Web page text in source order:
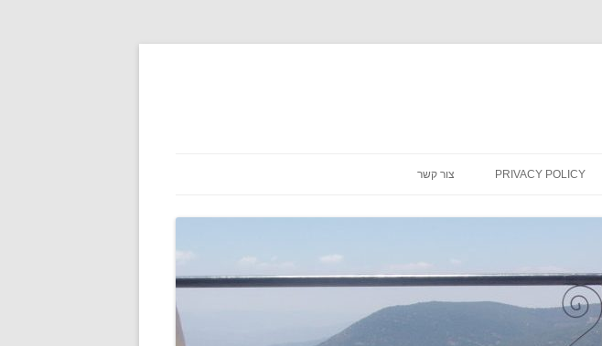
PRIVACY POLICY צור קשר